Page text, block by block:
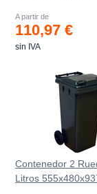
A partir de
110,97 €
sin IVA
Contenedor 2
Litros